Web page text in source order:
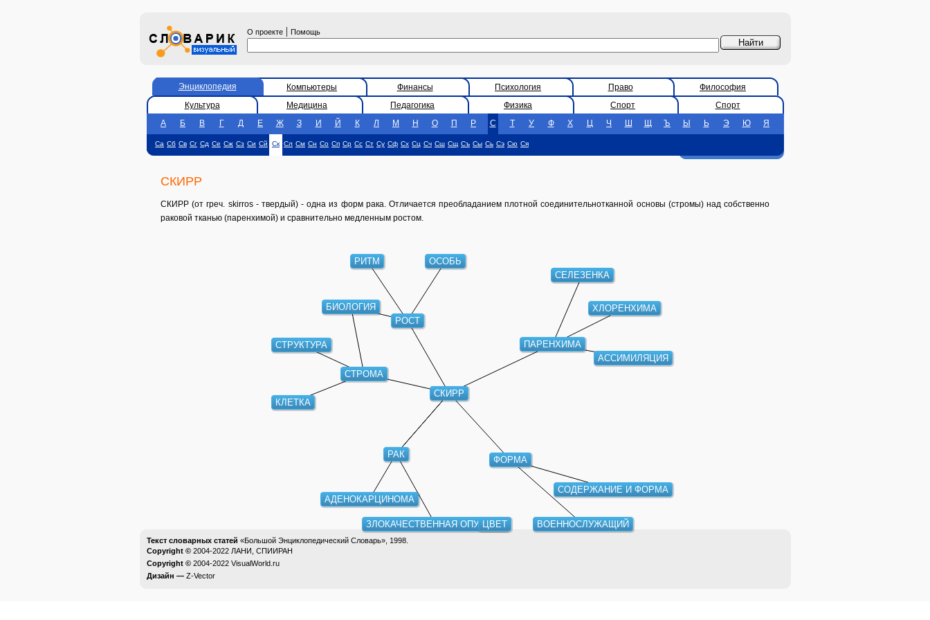
О проекте | Помощь
Энциклопедия Компьютеры Финансы Психология Право
Философия
Культура
Медицина Педагогика Физика Спорт
Спорт
А
Б В Г Д Е Ж З И Й К Л М Н О П Р С Т У Ф Х Ц Ч Ш Щ Ъ Ы Ь Э Ю Я
Са Сб Св Сг Сд Се Сж Сз Си Сй Ск Сл См Сн Со Сп Ср Сс Ст Су Сф Сх Сц Сч Сш Сщ Съ Сы Сь Сэ Сю Ся
СКИРР
СКИРР (от греч. skirros - твердый) - одна из форм рака. Отличается преобладанием плотной соединительнотканной основы (стромы) над собственно
раковой тканью (паренхимой) и сравнительно медленным ростом.
СКИРР
СТРОМА
ПАРЕНХИМА
РАК
РОСТ
ФОРМА
БИОЛОГИЯ
КЛЕТКА
СТРУКТУРА
ХЛОРЕНХИМА
АССИМИЛЯЦИЯ
СЕЛЕЗЕНКА
АДЕНОКАРЦИНОМА
ЗЛОКАЧЕСТВЕННАЯ ОПУХОЛЬ
ОСОБЬ
РИТМ
СОДЕРЖАНИЕ И ФОРМА
ВОЕННОСЛУЖАЩИЙ
ЦВЕТ
Текст словарных статей «Большой Энциклопедический Словарь», 1998.
Copyright © 2004-2022 ЛАНИ, СПИИРАН
Copyright © 2004-2022 VisualWorld.ru
Дизайн — Z-Vector